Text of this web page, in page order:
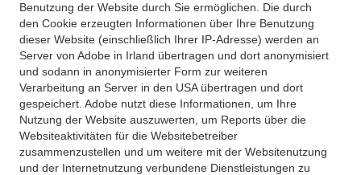
Benutzung der Website durch Sie ermöglichen. Die durch
den Cookie erzeugten Informationen über Ihre Benutzung
dieser Website (einschließlich Ihrer IP-Adresse) werden an
Server von Adobe in Irland übertragen und dort anonymisiert
und sodann in anonymisierter Form zur weiteren
Verarbeitung an Server in den USA übertragen und dort
gespeichert. Adobe nutzt diese Informationen, um Ihre
Nutzung der Website auszuwerten, um Reports über die
Websiteaktivitäten für die Websitebetreiber
zusammenzustellen und um weitere mit der Websitenutzung
und der Internetnutzung verbundene Dienstleistungen zu